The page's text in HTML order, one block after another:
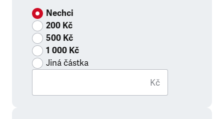
Nechci
200 Kč
500 Kč
1 000 Kč
Jiná částka
Kč